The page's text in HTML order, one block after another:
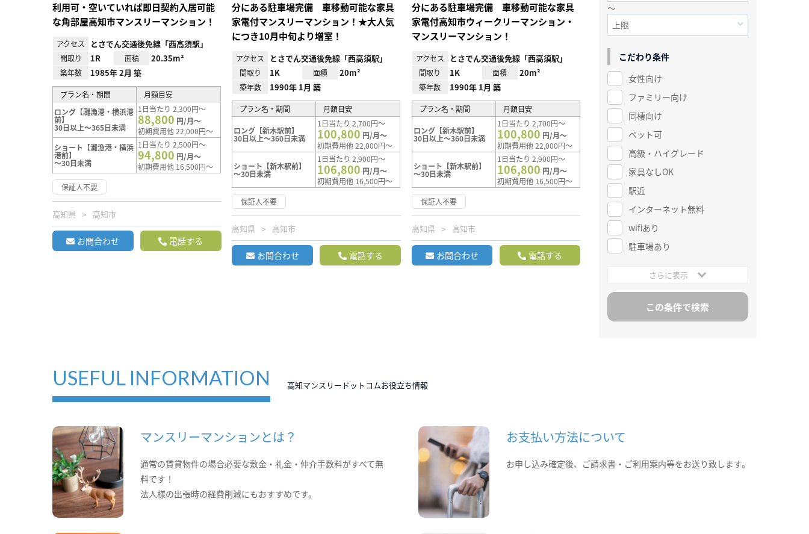
利用可・空いていれば即日契約入居可能
な角部屋高知市マンスリーマンション！
アクセス とさでん交通後免線「西高須駅」
間取り 1R 面積 20.35m²
築年数 1985年 2月 築
プラン名・期間
月額目安
ロング【灘漁港・横浜港
前】
30日以上～365日未満
1日当たり 2,300円～
88,800 円/月～
初期費用他 22,000円～
ショート【灘漁港・横浜
港前】
～30日未満
1日当たり 2,500円～
94,800 円/月～
初期費用他 16,500円～
保証人不要
高知県 高知市
お問合わせ 電話する
分にある駐車場完備 車移動可能な家具
家電付マンスリーマンション！★大人気
につき10月中旬より増室！
アクセス とさでん交通後免線「西高須駅」
間取り 1K 面積 20m²
築年数 1990年 1月 築
プラン名・期間 月額目安
ロング【新木駅前】
30日以上～360日未満
1日当たり 2,700円～
100,800 円/月～
初期費用他 22,000円～
ショート【新木駅前】
～30日未満
1日当たり 2,900円～
106,800 円/月～
初期費用他 16,500円～
保証人不要
高知県 高知市
お問合わせ 電話する
分にある駐車場完備 車移動可能な家具
家電付高知市ウィークリーマンション・
マンスリーマンション！
アクセス とさでん交通後免線「西高須駅」
間取り 1K 面積 20m²
築年数 1990年 1月 築
プラン名・期間 月額目安
ロング【新木駅前】
30日以上～360日未満
1日当たり 2,700円～
100,800 円/月～
初期費用他 22,000円～
ショート【新木駅前】
～30日未満
1日当たり 2,900円～
106,800 円/月～
初期費用他 16,500円～
保証人不要
高知県 高知市
お問合わせ 電話する
～
こだわり条件
女性向け
ファミリー向け
同棲向け
ペット可
高級・ハイグレード
家具なしOK
駅近
インターネット無料
wifiあり
駐車場あり
さらに表示
USEFUL INFORMATION 高知マンスリードットコムお役立ち情報
マンスリーマンションとは？
通常の賃貸物件の場合必要な敷金・礼金・仲介手数料がすべて無
料です！
法人様の出張時の経費削減にもおすすめです。
お支払い方法について
お申し込み確定後、ご請求書・ご利用案内等をお送り致します。